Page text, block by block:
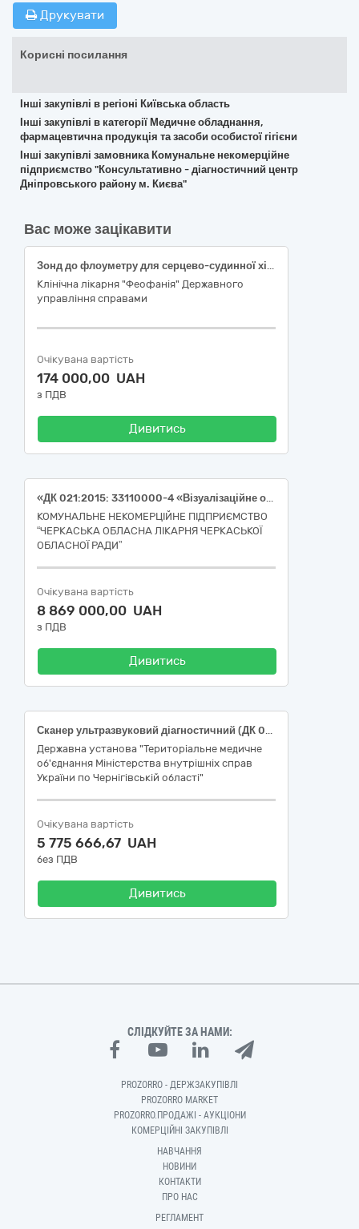
Друкувати
Корисні посилання
Інші закупівлі в регіоні Київська область
Інші закупівлі в категорії Медичне обладнання,
фармацевтична продукція та засоби особистої гігієни
Інші закупівлі замовника Комунальне некомерційне
підприємство "Консультативно - діагностичний центр
Дніпровського району м. Києва"
Вас може зацікавити
Зонд до флоуметру для серцево-судинної хірургії
Клінічна лікарня "Феофанія" Державного
управління справами
Очікувана вартість
174 000,00 UAH
з ПДВ
Дивитись
«ДК 021:2015: 33110000-4 «Візуалізаційне обладнання для потреб медицини, стоматології та ветеринарної медицини» НК 024:2023 – 46566 Система моніторингу нейрофізіологічних показників»
КОМУНАЛЬНЕ НЕКОМЕРЦІЙНЕ ПІДПРИЄМСТВО
“ЧЕРКАСЬКА ОБЛАСНА ЛІКАРНЯ ЧЕРКАСЬКОЇ
ОБЛАСНОЇ РАДИ”
Очікувана вартість
8 869 000,00 UAH
з ПДВ
Дивитись
Сканер ультразвуковий діагностичний (ДК 021:2015 - 33110000-4 Візуалізаційне обладнання для потреб медицини, стоматології та ветеринарної медицини) (НК 024-2023 – 40761 Загальноприйнята ультразвукова система візуалізації, НК 031:2024 - Z110401 УЛЬТРАЗВУКОВІ СКАНЕРИ)
Державна установа "Територіальне медичне
об'єднання Міністерства внутрішніх справ
України по Чернігівській області"
Очікувана вартість
5 775 666,67 UAH
без ПДВ
Дивитись
СЛІДКУЙТЕ ЗА НАМИ:
PROZORRO - ДЕРЖЗАКУПІВЛІ
PROZORRO MARKET
PROZORRO.ПРОДАЖІ - АУКЦІОНИ
КОМЕРЦІЙНІ ЗАКУПІВЛІ
НАВЧАННЯ
НОВИНИ
КОНТАКТИ
ПРО НАС
РЕГЛАМЕНТ